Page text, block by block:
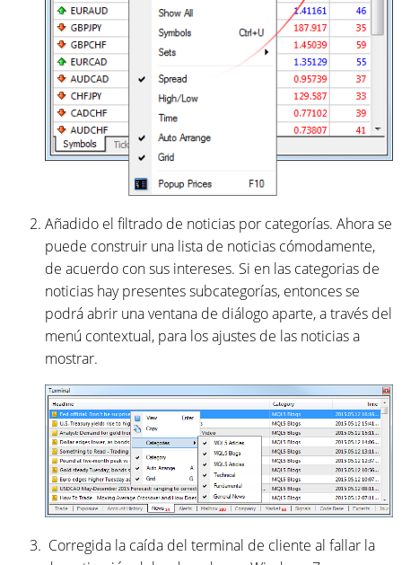
Añadido el filtrado de noticias por categorías. Ahora se
puede construir una lista de noticias cómodamente,
de acuerdo con sus intereses. Si en las categorias de
noticias hay presentes subcategorías, entonces se
podrá abrir una ventana de diálogo aparte, a través del
menú contextual, para los ajustes de las noticias a
mostrar.
Corregida la caída del terminal de cliente al fallar la